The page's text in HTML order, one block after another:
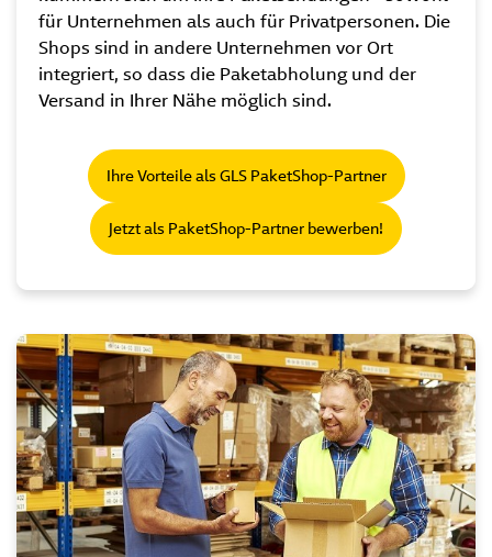
für Unternehmen als auch für Privatpersonen. Die
Shops sind in andere Unternehmen vor Ort
integriert, so dass die Paketabholung und der
Versand in Ihrer Nähe möglich sind.
Ihre Vorteile als GLS PaketShop-Partner
Jetzt als PaketShop-Partner bewerben!